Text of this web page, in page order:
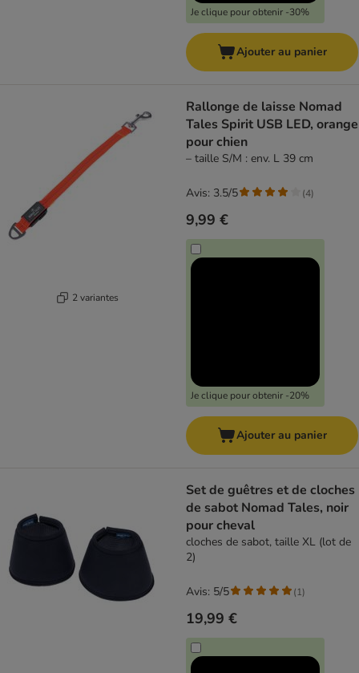
Je clique pour obtenir -30%
Ajouter au panier
2 variantes
Rallonge de laisse Nomad
Tales Spirit USB LED, orange
pour chien
– taille S/M : env. L 39 cm
9,99 €
Je clique pour obtenir -20%
Avis: 3.5/5 (4)
Ajouter au panier
Set de guêtres et de cloches
de sabot Nomad Tales, noir
pour cheval
cloches de sabot, taille XL (lot de
2)
19,99 €
Avis: 5/5 (1)